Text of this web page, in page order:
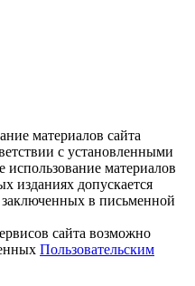
материалов сайта
с установленными
использование материалов
изданиях допускается
в письменной
сайта возможно
Пользовательским